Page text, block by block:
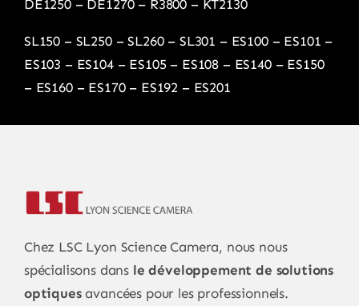
DE1250– DE1270– R3800 – KT2130
SL150 – SL250–SL260– SL301 – ES100– ES101 –
ES103 – ES104– ES105– ES108 – ES140– ES150
– ES160– ES170– ES192 – ES201
Chez LSC Lyon Science Camera, nous nous
spécialisons dans le développement de solutions
optiquesavancées pour les professionnels.